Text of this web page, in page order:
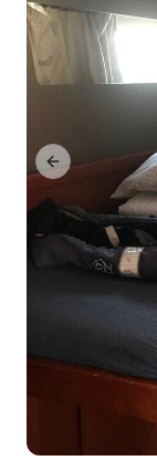
Previous Slide